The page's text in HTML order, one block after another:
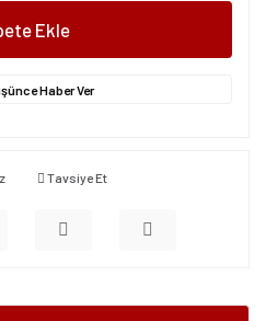
Ekle
Haber Ver
Tavsiye Et